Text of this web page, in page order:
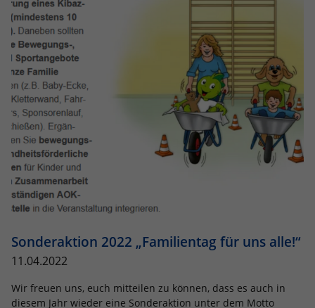
Sonderaktion 2022 „Familientag für uns alle!“
11.04.2022
Wir freuen uns, euch mitteilen zu können, dass es auch in
diesem Jahr wieder eine Sonderaktion unter dem Motto